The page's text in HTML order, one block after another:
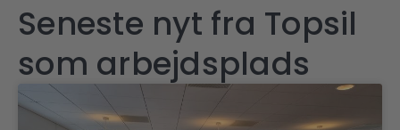
Seneste nyt fra Topsil
som arbejdsplads